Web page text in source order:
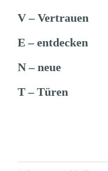
V – Vertrauen
E – entdecken
N – neue
T – Türen